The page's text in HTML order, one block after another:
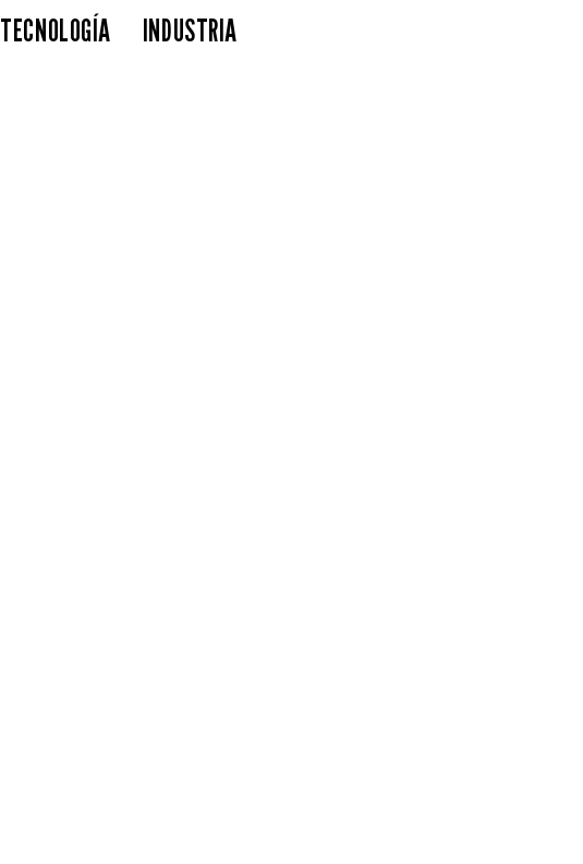
TECNOLOGÍA INDUSTRIA